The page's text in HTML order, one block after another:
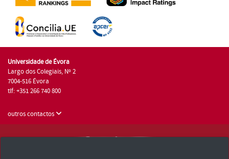
Universidade de Évora
Largo dos Colegiais, Nº 2
7004-516 Évora
tlf: +351 266 740 800
outros contactos